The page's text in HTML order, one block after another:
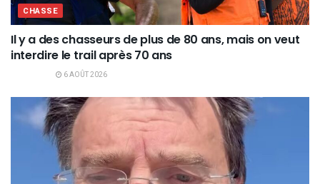
CHASSE
Il y a des chasseurs de plus de 80 ans, mais on veut
interdire le trail après 70 ans
6 AOÛT 2026